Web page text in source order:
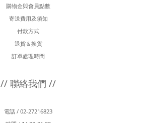
購物金與會員點數
寄送費用及須知
付款方式
退貨＆換貨
訂單處理時間
// 聯絡我們 //
電話 / 02-27216823